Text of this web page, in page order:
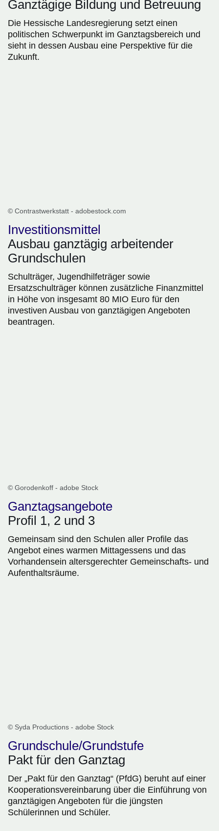
Ganztägige Bildung und Betreuung
Die Hessische Landesregierung setzt einen
politischen Schwerpunkt im Ganztagsbereich und
sieht in dessen Ausbau eine Perspektive für die
Zukunft.
© Contrastwerkstatt - adobestock.com
Investitionsmittel
Ausbau ganztägig arbeitender
Grundschulen
Schulträger, Jugendhilfeträger sowie
Ersatzschulträger können zusätzliche Finanzmittel
in Höhe von insgesamt 80 MIO Euro für den
investiven Ausbau von ganztägigen Angeboten
beantragen.
© Gorodenkoff - adobe Stock
Ganztagsangebote
Profil 1, 2 und 3
Gemeinsam sind den Schulen aller Profile das
Angebot eines warmen Mittagessens und das
Vorhandensein altersgerechter Gemeinschafts- und
Aufenthaltsräume.
© Syda Productions - adobe Stock
Grundschule/Grundstufe
Pakt für den Ganztag
Der „Pakt für den Ganztag“ (PfdG) beruht auf einer
Kooperationsvereinbarung über die Einführung von
ganztägigen Angeboten für die jüngsten
Schülerinnen und Schüler.